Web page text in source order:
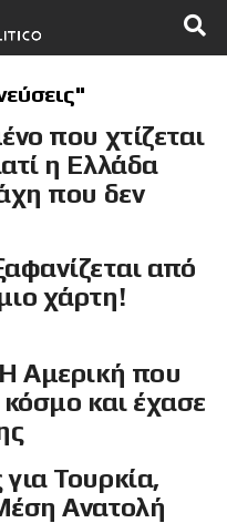
που χτίζεται
η Ελλάδα
που δεν
από
χάρτη!
Αμερική που
κόσμο και έχασε
Τουρκία,
Ανατολή